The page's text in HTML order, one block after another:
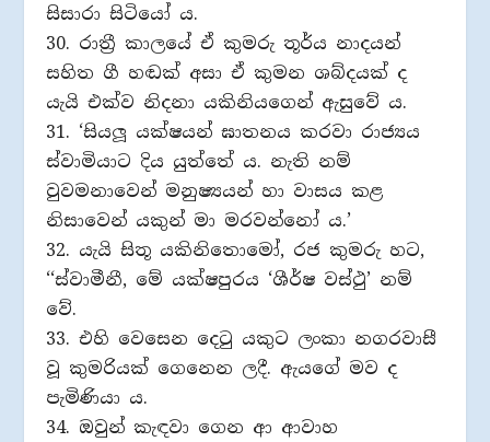
සිසාරා සිටියෝ ය.
30. රාතී‍්‍ර කාලයේ ඒ කුමරු තූර්ය නාදයන්
සහිත ගී හඬක් අසා ඒ කුමන ශබ්දයක් ද
යැයි එක්ව නිදනා යකිනියගෙන් ඇසුවේ ය.
31. ‘සියලූ යක්ෂයන් ඝාතනය කරවා රාජ්‍යය
ස්වාමියාට දිය යුත්තේ ය. නැති නම්
වුවමනාවෙන් මනුෂ්‍යයන් හා වාසය කළ
නිසාවෙන් යකුන් මා මරවන්නෝ ය.’
32. යැයි සිතූ යකිනිතොමෝ, රජ කුමරු හට,
‘‘ස්වාමීනී, මේ යක්ෂපුරය ‘ශීර්ෂ වස්ථු’ නම්
වේ.
33. එහි වෙසෙන දෙටු යකුට ලංකා නගරවාසී
වූ කුමරියක් ගෙනෙන ලදී. ඇයගේ මව ද
පැමිණියා ය.
34. ඔවුන් කැඳවා ගෙන ආ ආවාහ